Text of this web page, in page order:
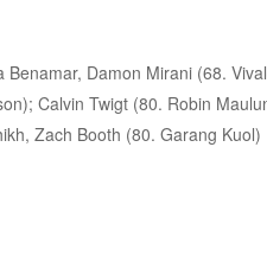
Benamar, Damon Mirani (68.
Calvin Twigt (80. Robin
Zach Booth (80. Garang Kuol)